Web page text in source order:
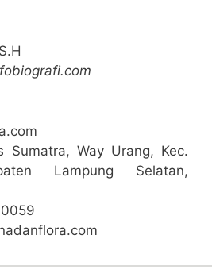
Sumatra, Way Urang, Kec.
Lampung Selatan,